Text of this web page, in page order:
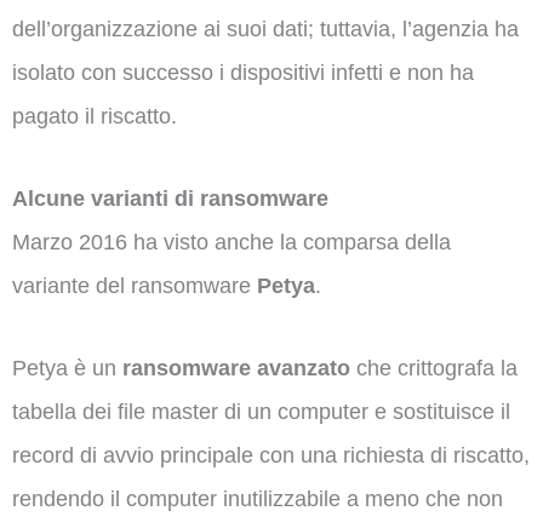
dell’organizzazione ai suoi dati; tuttavia, l’agenzia ha
isolato con successo i dispositivi infetti e non ha
pagato il riscatto.
Alcune varianti di ransomware
Marzo 2016 ha visto anche la comparsa della
variante del ransomware Petya.
Petya è un ransomware avanzato che crittografa la
tabella dei file master di un computer e sostituisce il
record di avvio principale con una richiesta di riscatto,
rendendo il computer inutilizzabile a meno che non